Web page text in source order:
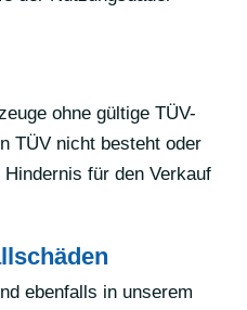
ohne gültige TÜV-
TÜV nicht besteht oder
für den Verkauf
ebenfalls in unserem